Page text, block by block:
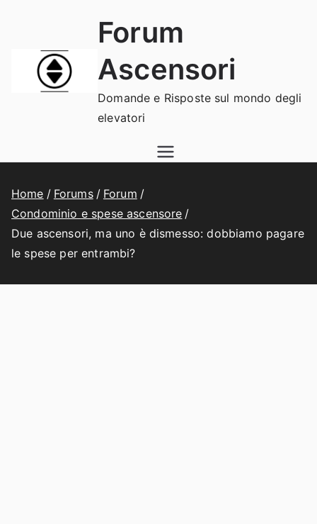
contenuto
Forum
Ascensori
Domande e Risposte sul mondo degli
elevatori
Home Forums
Forum
Condominio e spese ascensore
Due ascensori, ma uno è dismesso: dobbiamo pagare
le spese per entrambi?